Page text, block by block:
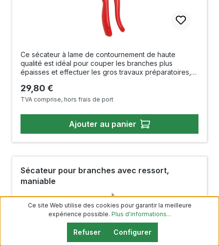
Ce sécateur à lame de contournement de haute
qualité est idéal pour couper les branches plus
épaisses et effectuer les gros travaux préparatoires,
raccourcir les branches plus épaisses de votre bonsaï.
Ce sécateur robuste se distingue par ses poignées
contre-lame est extrêmement tranchante et garantit
des coupes nettes, sans bavures. Un loquet de
sécurité facile à utiliser d'une seule main maintient le
sécateur fermement en position fermée et empêche
travaux de jardinage.Longueur : env. 220 mmPoids :
env. 266 g
Prix régulier :
29,80 €
TVA comprise, hors frais de port
Ajouter au panier
Sécateur pour branches avec ressort,
maniable
Ce site Web utilise des cookies pour garantir la meilleure
expérience possible. Plus d'informations...
Refuser Configurer